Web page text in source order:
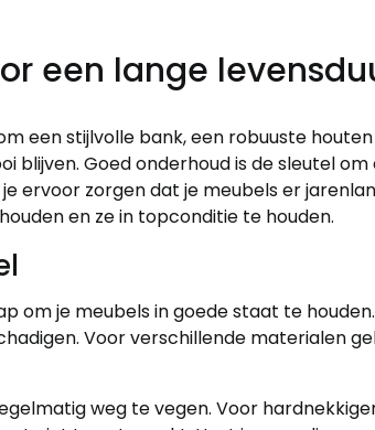
een lange
een stijlvolle bank, een robuuste
blijven. Goed onderhoud is de sleutel
ervoor zorgen dat je meubels er
en ze in topconditie te houden.
om je meubels in goede staat te
Voor verschillende materialen
weg te vegen. Voor